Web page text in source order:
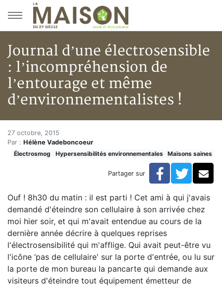
Aller au menu principal
Aller au contenu principal
Journal d’une électrosensible
: l’incompréhension de
l’entourage et même
d’environnementalistes !
Accueil
Articles
Maisons saines
Hypersensibilités environnementales
Journal d’une électrosensible : l’incompréhension de
Journal d’une électrosensible
27 octobre, 2015
Par : Hélène Vadeboncoeur
Électrosmog
Hypersensibilités environnementales Maisons saines
Partager sur Facebook
Ouf ! 8h30 du matin : il est parti ! Cet ami à qui j'avais
demandé d'éteindre son cellulaire à son arrivée chez
moi hier soir, et qui m'avait entendue au cours de la
dernière année décrire à quelques reprises
l'électrosensibilité qui m'afflige. Qui avait peut-être vu
l'icône ‘pas de cellulaire' sur la porte d'entrée, ou lu sur
la porte de mon bureau la pancarte qui demande aux
visiteurs d'éteindre tout équipement émetteur de